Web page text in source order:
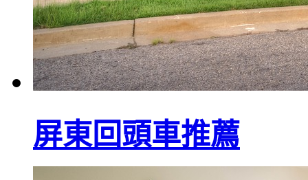
屏東回頭車推薦